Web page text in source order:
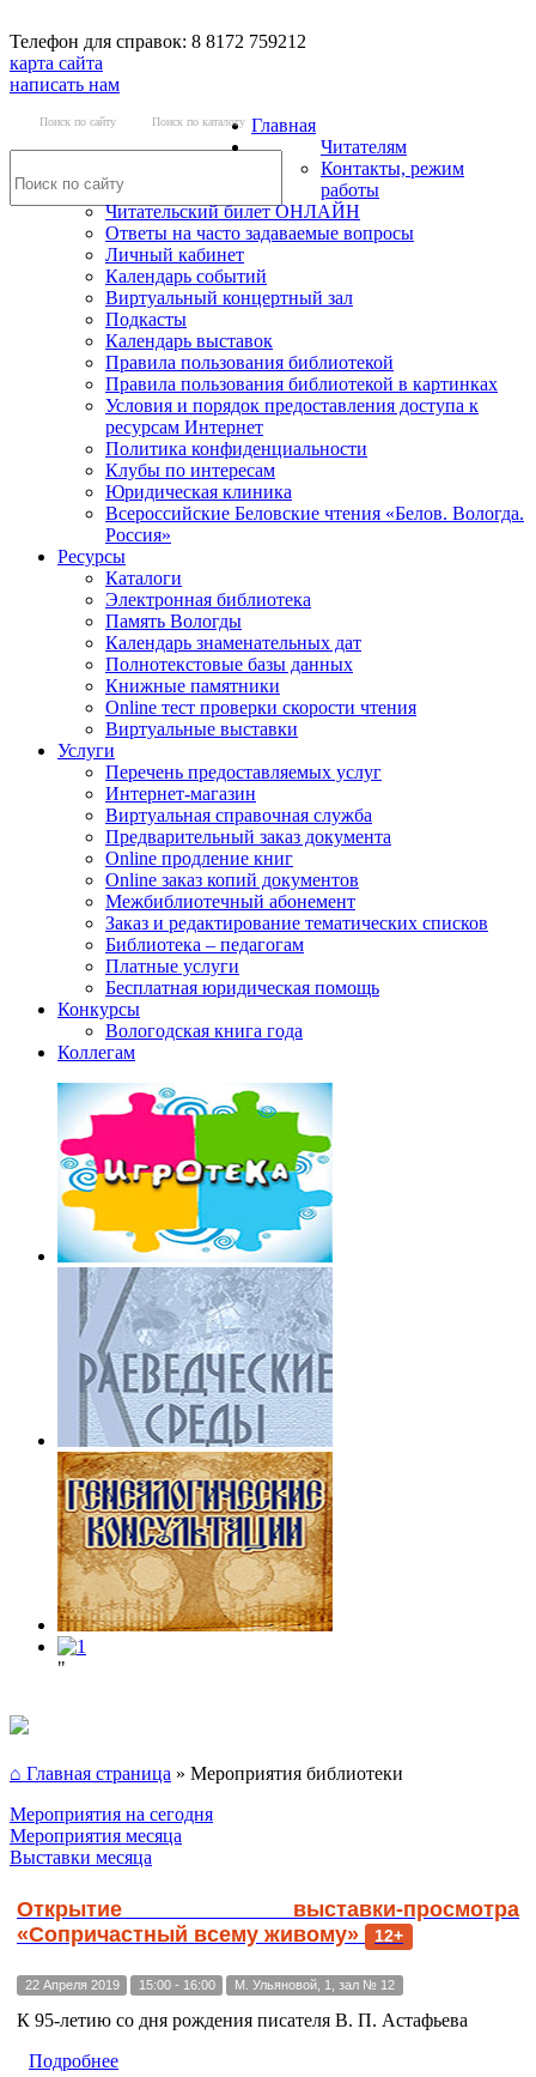
Телефон для справок: 8 8172 759212
карта сайта
написать нам
Поиск по сайту Поиск по каталогу Главная
Читателям
Контакты, режим
работы
Читательский билет ОНЛАЙН
Ответы на часто задаваемые вопросы
Личный кабинет
Календарь событий
Виртуальный концертный зал
Подкасты
Календарь выставок
Правила пользования библиотекой
Правила пользования библиотекой в картинках
Условия и порядок предоставления доступа к
ресурсам Интернет
Политика конфиденциальности
Клубы по интересам
Юридическая клиника
Всероссийские Беловские чтения «Белов. Вологда.
Россия»
Ресурсы
Каталоги
Электронная библиотека
Память Вологды
Календарь знаменательных дат
Полнотекстовые базы данных
Книжные памятники
Online тест проверки скорости чтения
Виртуальные выставки
Услуги
Перечень предоставляемых услуг
Интернет-магазин
Виртуальная справочная служба
Предварительный заказ документа
Online продление книг
Online заказ копий документов
Межбиблиотечный абонемент
Заказ и редактирование тематических списков
Библиотека – педагогам
Платные услуги
Бесплатная юридическая помощь
Конкурсы
Вологодская книга года
Коллегам
"
⌂ Главная страница » Мероприятия библиотеки
Мероприятия на сегодня
Мероприятия месяца
Выставки месяца
Открытие выставки-просмотра
«Сопричастный всему живому»
12+
22 Апреля 2019 15:00 - 16:00 М. Ульяновой, 1, зал № 12
К 95-летию со дня рождения писателя В. П. Астафьева
Подробнее